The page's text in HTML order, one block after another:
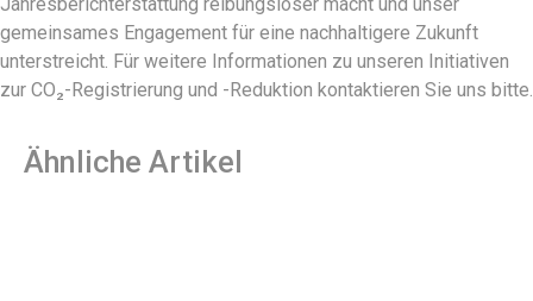
gemeinsames Engagement für eine nachhaltigere Zukunft
unterstreicht. Für weitere Informationen zu unseren Initiativen
zur CO₂-Registrierung und -Reduktion kontaktieren Sie uns bitte.
Ähnliche Artikel